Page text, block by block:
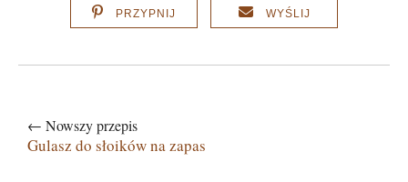
PRZYPNIJ WYŚLIJ
← Nowszy przepis
Gulasz do słoików na zapas